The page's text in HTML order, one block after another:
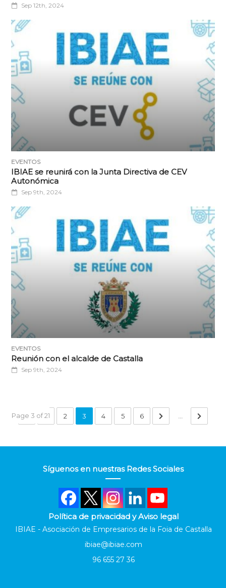
Sep 12th, 2024
EVENTOS
IBIAE se reunirá con la Junta Directiva de CEV
Autonómica
Sep 9th, 2024
EVENTOS
Reunión con el alcalde de Castalla
Sep 9th, 2024
Page 3 of 21
1 2 3 4 5 6 ...
Síguenos en nuestras Redes Sociales
Política de privacidad y Aviso legal
IBIAE - Asociación de Empresarios de la Foia de Castalla
ibiae@ibiae.com
96 655 27 36